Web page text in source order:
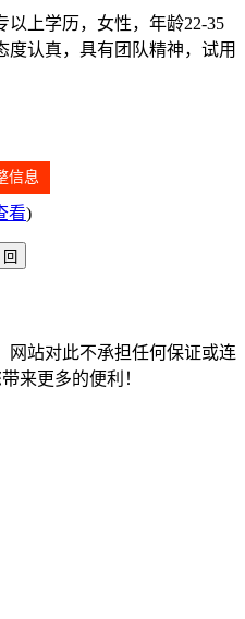
以上学历，女性，年龄22-35
度认真，具有团队精神，试用
信息
看)
网站对此不承担任何保证或连
来更多的便利！